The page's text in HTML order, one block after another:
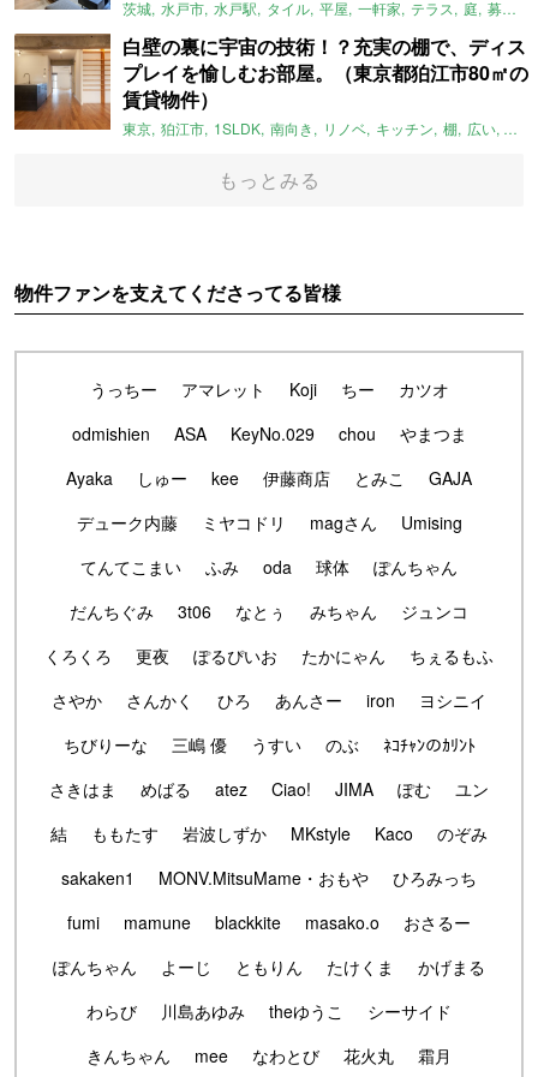
茨城 水戸市 水戸駅 タイル 平屋 一軒家 テラス 庭 募集中
白壁の裏に宇宙の技術！？充実の棚で、ディス
プレイを愉しむお部屋。（東京都狛江市80㎡の
賃貸物件）
東京 狛江市 1SLDK 南向き リノベ キッチン 棚 広い ガイ
もっとみる
物件ファンを支えてくださってる皆様
うっちー アマレット Koji ちー
カツオ
odmishien
ASA KeyNo.029 chou
やまつま
Ayaka
しゅー kee 伊藤商店 とみこ
GAJA
デューク内藤
ミヤコドリ magさん
Umising
てんてこまい
ふみ oda 球体
ぽんちゃん
だんちぐみ
3t06 なとぅ みちゃん
ジュンコ
くろくろ
更夜 ぽるぴいお たかにゃん
ちぇるもふ
さやか
さんかく ひろ あんさー iron
ヨシニイ
ちびりーな
三嶋 優 うすい のぶ
ﾈｺﾁｬﾝのｶﾘﾝﾄ
さきはま
めばる atez Ciao! JIMA ぽむ
ユン
結
ももたす 岩波しずか MKstyle Kaco
のぞみ
sakaken1
MONV.MitsuMame・おもや
ひろみっち
fumi
mamune blackkite masako.o
おさるー
ぽんちゃん
よーじ ともりん たけくま
かげまる
わらび
川島あゆみ theゆうこ
シーサイド
きんちゃん
mee なわとび 花火丸
霜月